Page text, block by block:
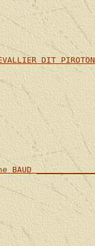
DIT
|
|
BAUD
|
|